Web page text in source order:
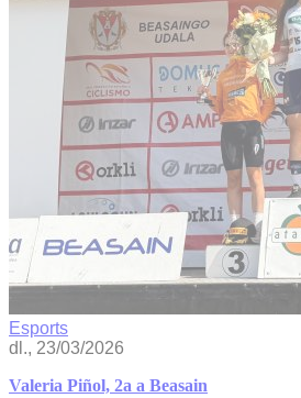
Esports
dl., 23/03/2026
Valeria Piñol, 2a a Beasain